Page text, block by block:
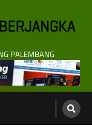
PALEMBANG